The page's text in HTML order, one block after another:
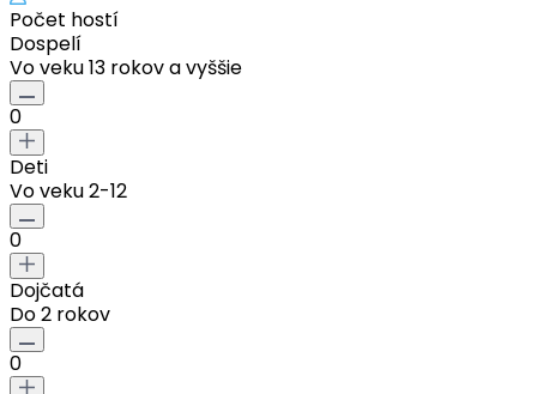
Počet hostí
Dospelí
Vo veku 13 rokov a vyššie
0
Deti
Vo veku 2-12
0
Dojčatá
Do 2 rokov
0